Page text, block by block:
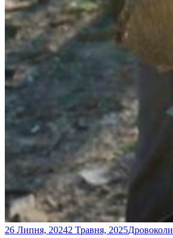
26 Липня, 20242 Травня, 2025Дровоколи